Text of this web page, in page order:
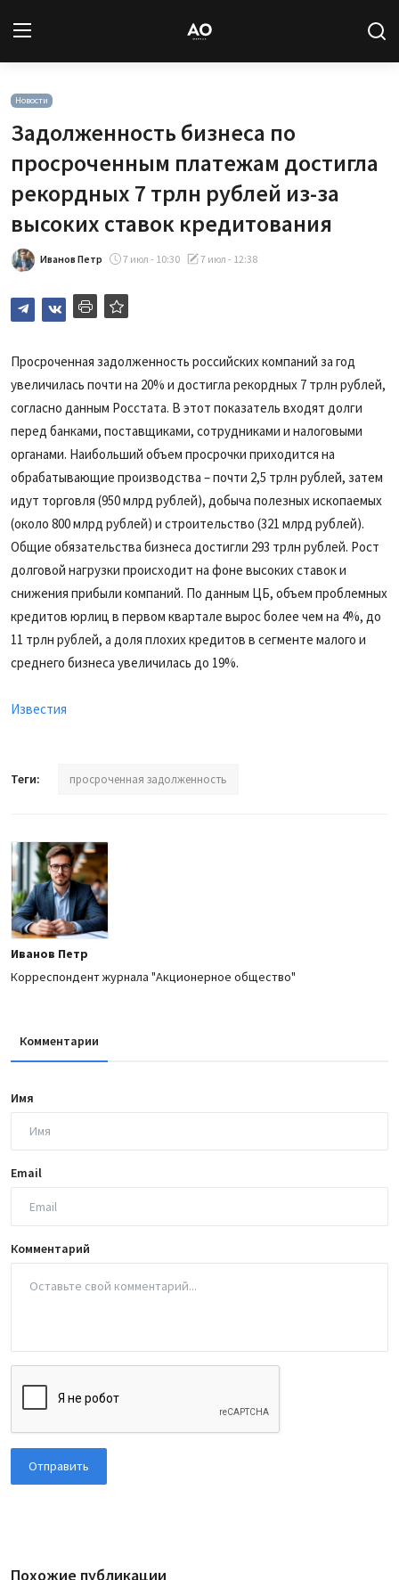
Новости
Статьи
База знаний
Подписка
Новости
Задолженность бизнеса по
просроченным платежам достигла
рекордных 7 трлн рублей из-за
высоких ставок кредитования
Иванов Петр 7 июл - 10:30 7 июл - 12:38
Просроченная задолженность российских компаний за год
увеличилась почти на 20% и достигла рекордных 7 трлн рублей,
согласно данным Росстата. В этот показатель входят долги
перед банками, поставщиками, сотрудниками и налоговыми
органами. Наибольший объем просрочки приходится на
обрабатывающие производства – почти 2,5 трлн рублей, затем
идут торговля (950 млрд рублей), добыча полезных ископаемых
(около 800 млрд рублей) и строительство (321 млрд рублей).
Общие обязательства бизнеса достигли 293 трлн рублей. Рост
долговой нагрузки происходит на фоне высоких ставок и
снижения прибыли компаний. По данным ЦБ, объем проблемных
кредитов юрлиц в первом квартале вырос более чем на 4%, до
11 трлн рублей, а доля плохих кредитов в сегменте малого и
среднего бизнеса увеличилась до 19%.
Известия
Теги: просроченная задолженность
Иванов Петр
Корреспондент журнала "Акционерное общество"
Комментарии
Имя
Email
Комментарий
Отправить
Похожие публикации